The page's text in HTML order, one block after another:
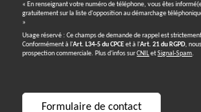
« En renseignant votre numéro de téléphone, vous êtes
gratuitement sur la liste d'opposition au démarchage
»
Usage réservé : Ce champs de demande de rappel est
Conformément à l'Art. L34-5 du CPCEet à l'Art. 21 du RGPD,
prospection commerciale. Plus d'infos surCNILetSignal-Spam.
Formulaire de contact